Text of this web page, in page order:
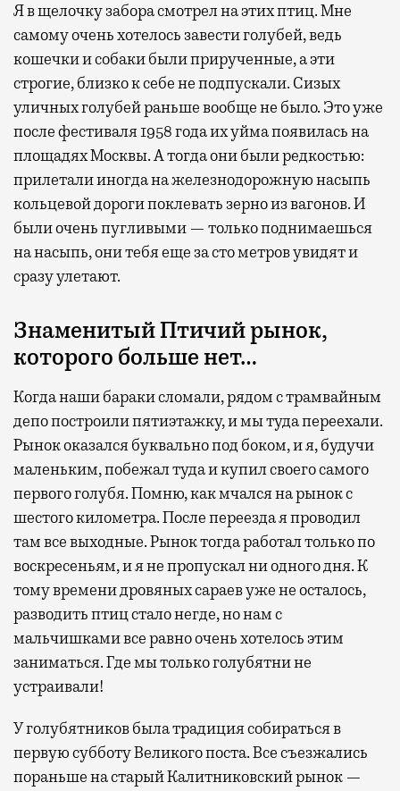
Я в щелочку забора смотрел на этих птиц. Мне
самому очень хотелось завести голубей, ведь
кошечки и собаки были прирученные, а эти
строгие, близко к себе не подпускали. Сизых
уличных голубей раньше вообще не было. Это уже
после фестиваля 1958 года их уйма появилась на
площадях Москвы. А тогда они были редкостью:
прилетали иногда на железнодорожную насыпь
кольцевой дороги поклевать зерно из вагонов. И
были очень пугливыми — только поднимаешься
на насыпь, они тебя еще за сто метров увидят и
сразу улетают.
Знаменитый Птичий рынок,
которого больше нет…
Когда наши бараки сломали, рядом с трамвайным
депо построили пятиэтажку, и мы туда переехали.
Рынок оказался буквально под боком, и я, будучи
маленьким, побежал туда и купил своего самого
первого голубя. Помню, как мчался на рынок с
шестого километра. После переезда я проводил
там все выходные. Рынок тогда работал только по
воскресеньям, и я не пропускал ни одного дня. К
тому времени дровяных сараев уже не осталось,
разводить птиц стало негде, но нам с
мальчишками все равно очень хотелось этим
заниматься. Где мы только голубятни не
устраивали!
У голубятников была традиция собираться в
первую субботу Великого поста. Все съезжались
пораньше на старый Калитниковский рынок —